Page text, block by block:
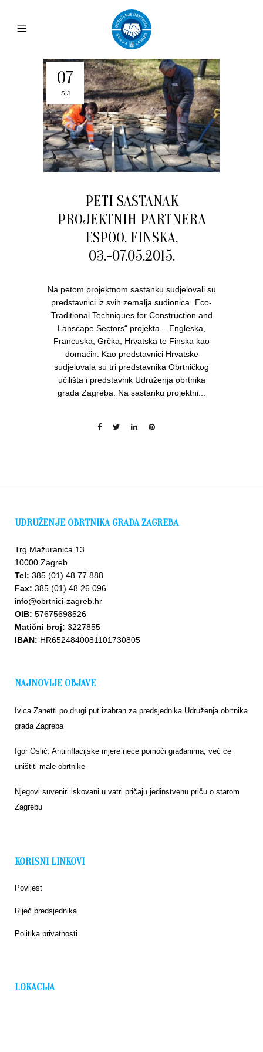
Upišite
se u
bazu
07
SIJ
PETI SASTANAK
PROJEKTNIH PARTNERA
ESPOO, FINSKA,
03.-07.05.2015.
Na petom projektnom sastanku sudjelovali su
predstavnici iz svih zemalja sudionica „Eco-
Traditional Techniques for Construction and
Lanscape Sectors“ projekta – Engleska,
Francuska, Grčka, Hrvatska te Finska kao
domaćin. Kao predstavnici Hrvatske
sudjelovala su tri predstavnika Obrtničkog
učilišta i predstavnik Udruženja obrtnika
grada Zagreba. Na sastanku projektni...
UDRUŽENJE OBRTNIKA GRADA ZAGREBA
Trg Mažuranića 13
10000 Zagreb
Tel: 385 (01) 48 77 888
Fax: 385 (01) 48 26 096
info@obrtnici-zagreb.hr
OIB: 57675698526
Matični broj: 3227855
IBAN: HR6524840081101730805
NAJNOVIJE OBJAVE
Ivica Zanetti po drugi put izabran za predsjednika Udruženja obrtnika
grada Zagreba
Igor Oslić: Antiinflacijske mjere neće pomoći građanima, već će
uništiti male obrtnike
Njegovi suveniri iskovani u vatri pričaju jedinstvenu priču o starom
Zagrebu
KORISNI LINKOVI
Povijest
Riječ predsjednika
Politika privatnosti
LOKACIJA